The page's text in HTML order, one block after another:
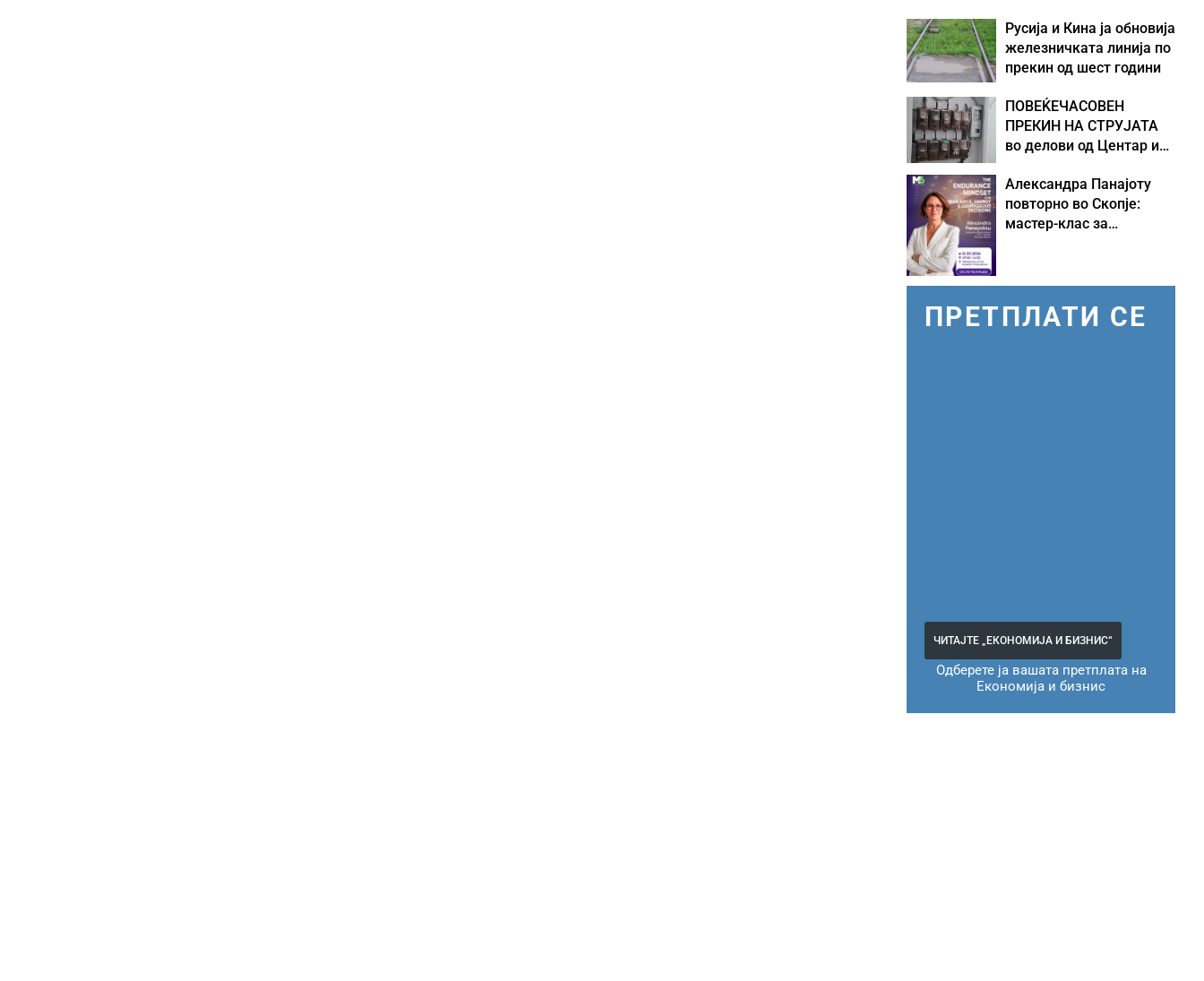
воените конфликти во
Персискиот Залив
Русија и Кина ја обновија
железничката линија по
прекин од шест години
ПОВЕЌЕЧАСОВЕН
ПРЕКИН НА СТРУЈАТА
во делови од Центар и
Александра Панајоту
повторно во Скопје:
мастер-клас за
ПРЕТПЛАТИ СЕ
ЧИТАЈТЕ „ЕКОНОМИЈА И БИЗНИС“
Одберете ја вашата претплата на
Економија и бизнис